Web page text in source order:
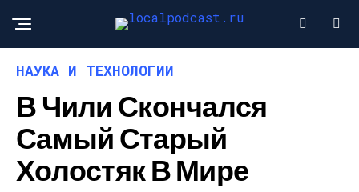
НАУКА И ТЕХНОЛОГИИ
В Чили Скончался
Самый Старый
Холостяк В Мире